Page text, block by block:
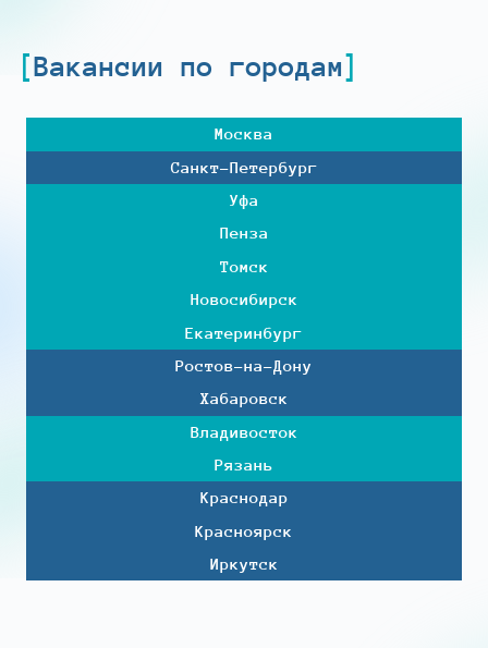
Вакансии по городам
Москва
Санкт-Петербург
Уфа
Пенза
Томск
Новосибирск
Екатеринбург
Ростов-на-Дону
Хабаровск
Владивосток
Рязань
Краснодар
Красноярск
Иркутск